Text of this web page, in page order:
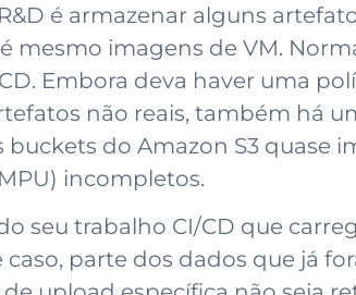
é armazenar alguns
imagens de VM.
Embora deva haver uma
não reais, também há
do Amazon S3 quase
incompletos.
seu trabalho CI/CD que
parte dos dados que já